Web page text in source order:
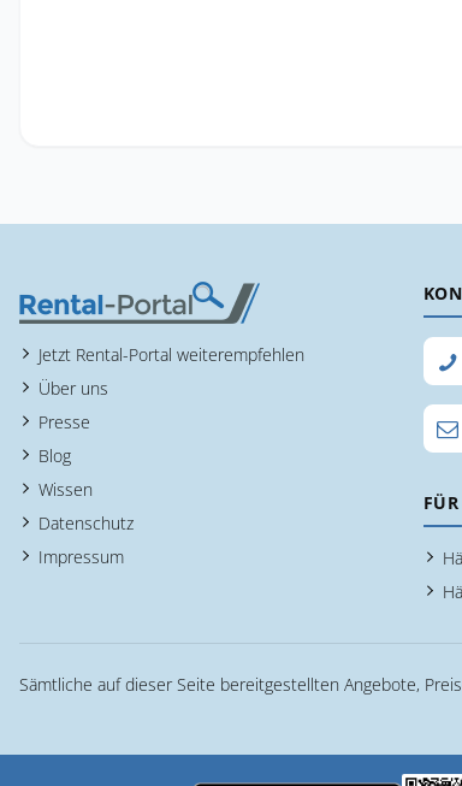
Jetzt Rental-Portal weiterempfehlen
Über uns
Presse
Blog
Wissen
Datenschutz
Impressum
Sämtliche auf dieser Seite bereitgestellten Angebote,